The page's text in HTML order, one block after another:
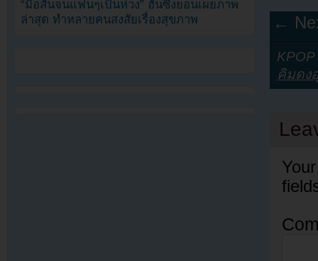
←
คิมดง
“มือสั่นจนแฟนๆเป็นห่วง” ฮันซึงยอนเผยภาพ
ล่าสุด ทำหลายคนสงสัยเรื่องสุขภาพ